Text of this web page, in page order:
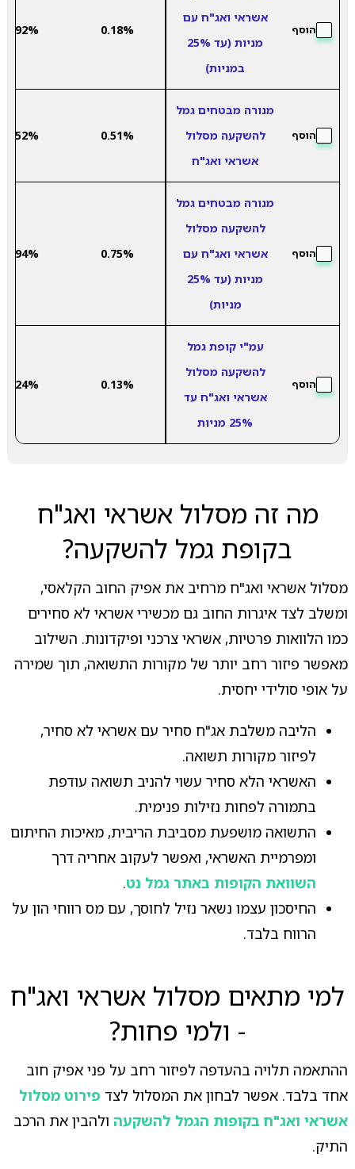
הוסף
אשראי ואג"ח עם
מניות (עד 25%
במניות)
0.18%
3.92%
הוסף
מנורה מבטחים גמל
להשקעה מסלול
אשראי ואג"ח
0.51%
3.52%
הוסף
מנורה מבטחים גמל
להשקעה מסלול
אשראי ואג"ח עם
מניות (עד 25%
מניות)
0.75%
2.94%
הוסף
עמ"י קופת גמל
להשקעה מסלול
אשראי ואג"ח עד
25% מניות
0.13%
3.24%
מה זה מסלול אשראי ואג"ח
בקופת גמל להשקעה?
מסלול אשראי ואג"ח מרחיב את אפיק החוב הקלאסי,
ומשלב לצד איגרות החוב גם מכשירי אשראי לא סחירים
כמו הלוואות פרטיות, אשראי צרכני ופיקדונות. השילוב
מאפשר פיזור רחב יותר של מקורות התשואה, תוך שמירה
על אופי סולידי יחסית.
הליבה משלבת אג"ח סחיר עם אשראי לא סחיר,
לפיזור מקורות תשואה.
האשראי הלא סחיר עשוי להניב תשואה עודפת
בתמורה לפחות נזילות פנימית.
התשואה מושפעת מסביבת הריבית, מאיכות החיתום
ומפרמיית האשראי, ואפשר לעקוב אחריה דרך
השוואת הקופות באתר גמל נט.
החיסכון עצמו נשאר נזיל לחוסך, עם מס רווחי הון על
הרווח בלבד.
למי מתאים מסלול אשראי ואג"ח
- ולמי פחות?
ההתאמה תלויה בהעדפה לפיזור רחב על פני אפיק חוב
אחד בלבד. אפשר לבחון את המסלול לצד פירוט מסלול
אשראי ואג"ח בקופות הגמל להשקעהולהבין את הרכב
התיק.